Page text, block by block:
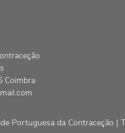
Coimbra
Portuguesa da Contraceção |